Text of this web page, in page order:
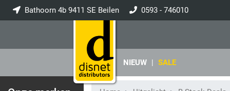
Bathoorn 4b 9411 SE Beilen 0593 - 746010
NIEUW | SALE